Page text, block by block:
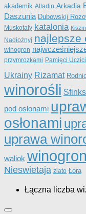
akademik Alladin Arkadia
Daszunia Dubowskij
Muskotaly katalonia
Nadiożnyj najlepsze
winogron
przymrozkami Pamięci
Ukrainy Rizamat
winorośli Sfinks
pod osłonami
osłonami
uprawa
waliok winogron
Nieswietaja zlato Łora
Łączna liczba